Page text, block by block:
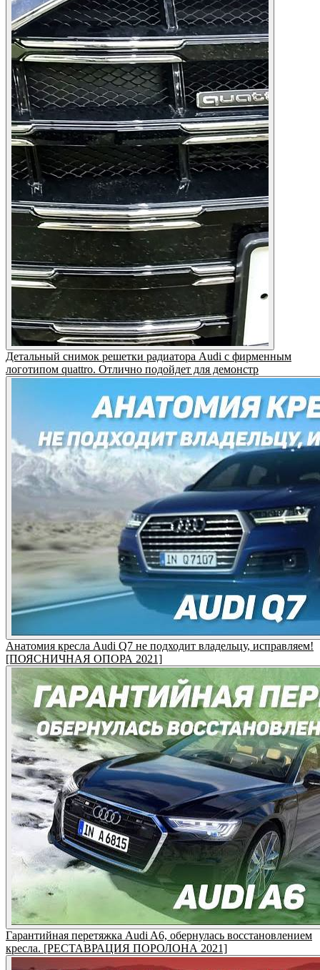
Детальный снимок решетки радиатора Audi с фирменным
логотипом quattro. Отлично подойдет для демонстр
Анатомия кресла Audi Q7 не подходит владельцу, исправляем!
[ПОЯСНИЧНАЯ ОПОРА 2021]
Гарантийная перетяжка Audi A6, обернулась восстановлением
кресла. [РЕСТАВРАЦИЯ ПОРОЛОНА 2021]